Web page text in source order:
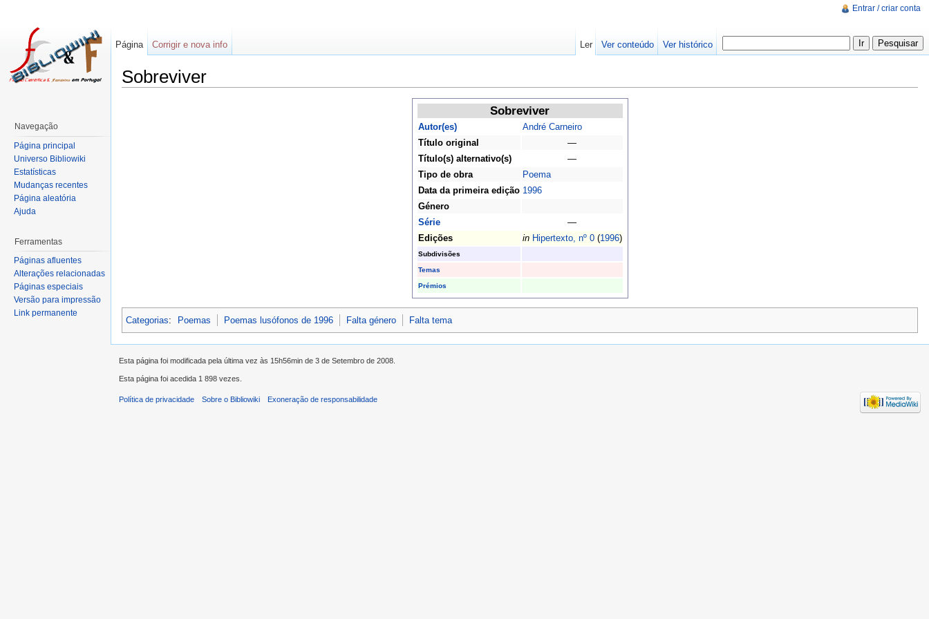
Sobreviver
Sobreviver
Autor(es)
André Carneiro
Título original
—
Título(s) alternativo(s)
—
Tipo de obra
Poema
Data da primeira edição 1996
Género
Série
—
Edições
in Hipertexto, nº 0(1996)
Subdivisões
Temas
Prémios
Categorias: Poemas Poemas lusófonos de 1996 Falta género Falta tema
Entrar / criar conta
Página Corrigir e nova info Ler Ver conteúdo Ver histórico
Navegação
Página principal
Universo Bibliowiki
Estatísticas
Mudanças recentes
Página aleatória
Ajuda
Ferramentas
Páginas afluentes
Alterações relacionadas
Páginas especiais
Versão para impressão
Link permanente
Esta página foi modificada pela última vez às 15h56min de 3 de Setembro de 2008.
Esta página foi acedida 1 898 vezes.
Política de privacidade Sobre o Bibliowiki Exoneração de responsabilidade